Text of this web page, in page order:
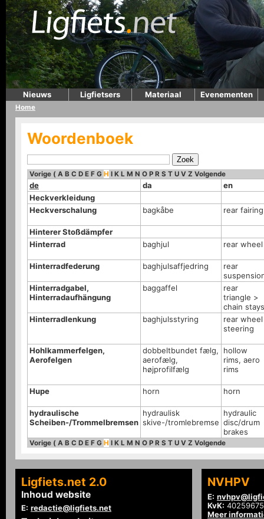
Nieuws Ligfietsers Materiaal Evenementen
Home
Woordenboek
Vorige ( A B C D E F G H I K L M N O P R S T U V Z Volgende
de da
en
Heckverkleidung
Heckverschalung
bagkåbe rear fairing
Hinterer Stoßdämpfer
Hinterrad
baghjul rear wheel
Hinterradfederung baghjulsaffjedring
rear
Hinterradgabel,
Hinterradaufhängung
baggaffel
rear
triangle >
chain stays
Hinterradlenkung
baghjulsstyring
rear wheel
steering
Hohlkammerfelgen,
Aerofelgen
dobbeltbundet fælg,
aerofælg,
højprofilfælg
hollow
rims, aero
rims
Hupe horn horn
hydraulische
Scheiben-/Trommelbremsen
hydraulisk
skive-/tromlebremse
hydraulic
disc/drum
brakes
Vorige ( A B C D E F G H I K L M N O P R S T U V Z Volgende
Ligfiets.net 2.0
Inhoud website
E: redactie@ligfiets.net
NVHPV
E:
KvK: 40259675
Meer